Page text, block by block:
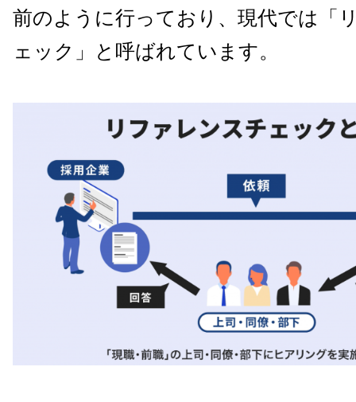
前のように行っており、現代では「
ェック」と呼ばれています。